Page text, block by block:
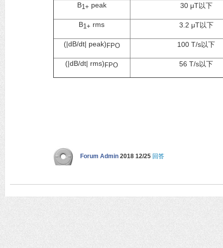
B1+ peak 30 μT以下
B1+ rms 3.2 μT以下
(|dB/dt| peak) FPO 100 T/s以下
(|dB/dt| rms) FPO 56 T/s以下
Forum Admin 2018 12/25 回答